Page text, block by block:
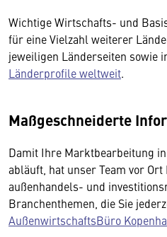
Wichtige Wirtschafts- und
für eine Vielzahl weiterer
jeweiligen Länderseiten sowie
Länderprofile weltweit.
Maßgeschneiderte
Damit Ihre Marktbearbeitung
abläuft, hat unser Team vor
außenhandels- und
Branchenthemen, die Sie
AußenwirtschaftsBüro